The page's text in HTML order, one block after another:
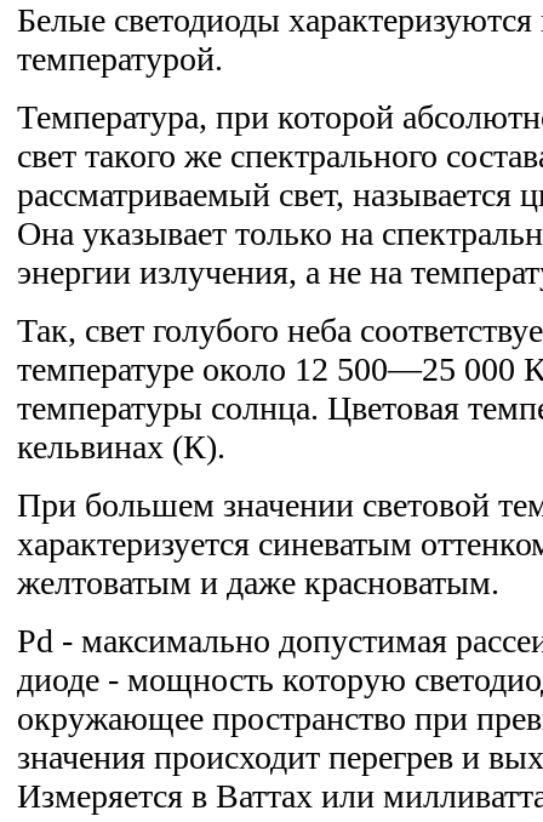
Белые светодиоды характеризуются
температурой.
Температура, при которой
свет такого же спектрального
рассматриваемый свет, называется
Она указывает только на
энергии излучения, а не на
Так, свет голубого неба
температуре около 12 500—25 000
температуры солнца. Цветовая
кельвинах (К).
При большем значении световой
характеризуется синеватым
желтоватым и даже красноватым.
Pd - максимально допустимая
диоде - мощность которую
окружающее пространство при
значения происходит перегрев и
Измеряется в Ваттах или